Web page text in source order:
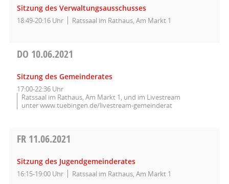
Sitzung des Verwaltungsausschusses
18:49-20:16 Uhr Ratssaal im Rathaus, Am Markt 1
DO 10.06.2021
Sitzung des Gemeinderates
17:00-22:36 Uhr
Ratssaal im Rathaus, Am Markt 1, und im Livestream
unter www.tuebingen.de/livestream-gemeinderat
FR 11.06.2021
Sitzung des Jugendgemeinderates
16:15-19:00 Uhr Ratssaal im Rathaus, Am Markt 1